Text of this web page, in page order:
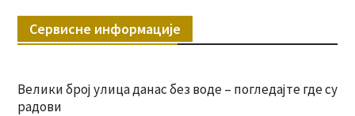
Сервисне информације
Велики број улица данас без воде – погледајте где су
радови